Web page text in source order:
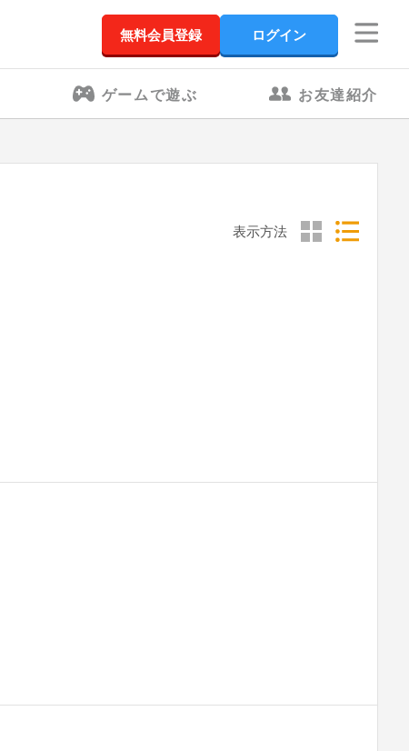
無料会員登録 ログイン
ゲームで遊ぶ お友達紹介
表示方法